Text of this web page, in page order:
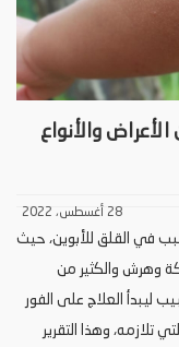
معلومات عن الأعراض والأنواع
28 أغسطس، 2022
في القلق للأبوين، حيث
وهرش والكثير من
ليبدأ العلاج على الفور
تلازمه، وهذا التقرير